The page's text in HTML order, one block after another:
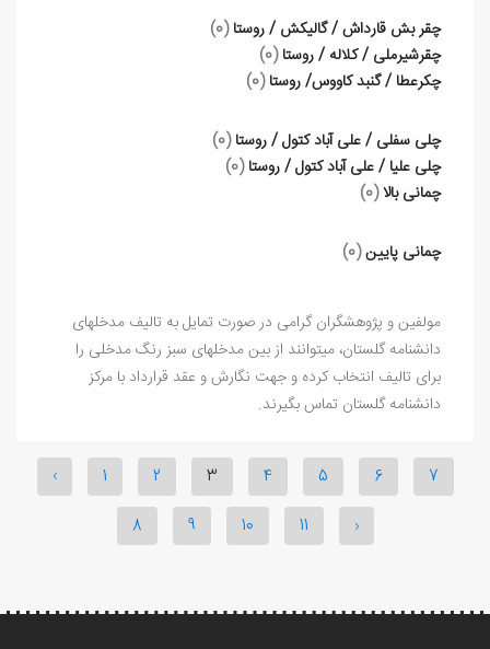
چقر بش قارداش / گالیکش / روستا (0)
چقرشیرملی / کلاله / روستا (0)
چکرعطا / گنبد کاووس/ روستا (0)
چلی سفلی / علی آباد کتول / روستا (0)
چلی علیا / علی آباد کتول / روستا (0)
چمانی بالا(0)
چمانی پایین(0)
مولفین و پژوهشگران گرامی در صورت تمایل به تالیف مدخلهای
دانشنامه گلستان، میتوانند از بین مدخلهای سبز رنگ مدخلی را
برای تالیف انتخاب کرده و جهت نگارش و عقد قرارداد با مرکز
دانشنامه گلستان تماس بگیرند.
‹ 1 2 3 4 5 6
7
8
9 10 11 ›